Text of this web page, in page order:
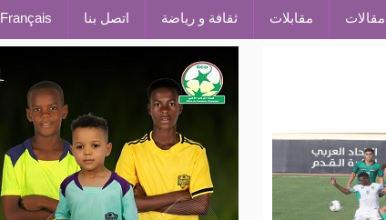
مقالات مقابلات ثقافة و رياضة اتصل بنا Français